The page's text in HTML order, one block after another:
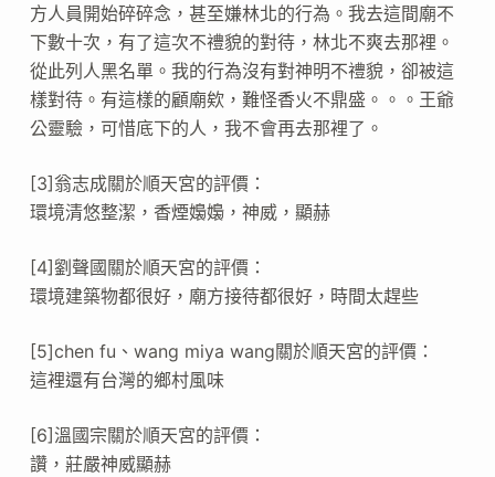
方人員開始碎碎念，甚至嫌林北的行為。我去這間廟不
下數十次，有了這次不禮貌的對待，林北不爽去那裡。
從此列人黑名單。我的行為沒有對神明不禮貌，卻被這
樣對待。有這樣的顧廟欸，難怪香火不鼎盛。。。王爺
公靈驗，可惜底下的人，我不會再去那裡了。
[3]翁志成關於順天宮的評價：
環境清悠整潔，香煙嬝嬝，神威，顯赫
[4]劉聲國關於順天宮的評價：
環境建築物都很好，廟方接待都很好，時間太趕些
[5]chen fu、wang miya wang關於順天宮的評價：
這裡還有台灣的鄉村風味
[6]溫國宗關於順天宮的評價：
讚，莊嚴神威顯赫